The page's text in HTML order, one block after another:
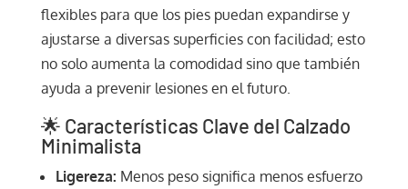
flexibles para que los pies puedan expandirse y
ajustarse a diversas superficies con facilidad; esto
no solo aumenta la comodidad sino que también
ayuda a prevenir lesiones en el futuro.
🌟 Características Clave del Calzado
Minimalista
Ligereza: Menos peso significa menos esfuerzo